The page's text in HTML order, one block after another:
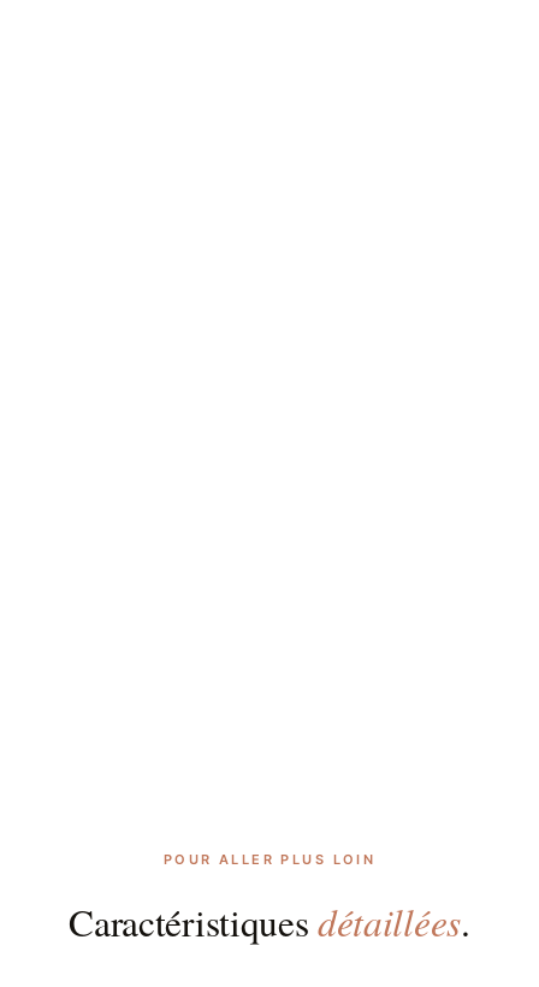
POUR ALLER PLUS LOIN
Caractéristiquesdétaillées.